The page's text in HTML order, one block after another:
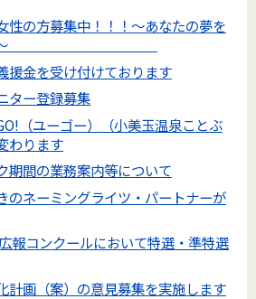
性の方募集中！！！～あなたの夢を
せんか～
援金を受け付けております
ター登録募集
（ユーゴー）（小美玉温泉ことぶ
わります
期間の業務案内等について
のネーミングライツ・パートナーが
報コンクールにおいて特選・準特選
計画（案）の意見募集を実施します